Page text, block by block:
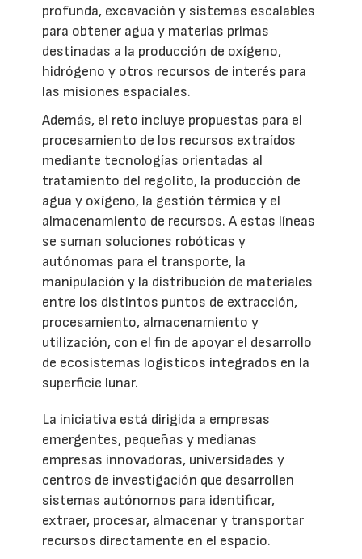
profunda, excavación y sistemas escalables
para obtener agua y materias primas
destinadas a la producción de oxígeno,
hidrógeno y otros recursos de interés para
las misiones espaciales.
Además, el reto incluye propuestas para el
procesamiento de los recursos extraídos
mediante tecnologías orientadas al
tratamiento del regolito, la producción de
agua y oxígeno, la gestión térmica y el
almacenamiento de recursos. A estas líneas
se suman soluciones robóticas y
autónomas para el transporte, la
manipulación y la distribución de materiales
entre los distintos puntos de extracción,
procesamiento, almacenamiento y
utilización, con el fin de apoyar el desarrollo
de ecosistemas logísticos integrados en la
superficie lunar.
La iniciativa está dirigida a empresas
emergentes, pequeñas y medianas
empresas innovadoras, universidades y
centros de investigación que desarrollen
sistemas autónomos para identificar,
extraer, procesar, almacenar y transportar
recursos directamente en el espacio.